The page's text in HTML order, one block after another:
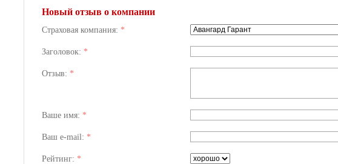
Новый отзыв о компании
Страховая компания: *
Заголовок: *
Отзыв: *
Ваше имя: *
Ваш e-mail: *
Рейтинг: *